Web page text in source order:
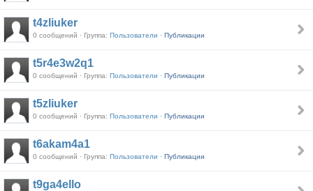
t4zliuker
0 сообщений · Группа: Пользователи · Публикации
t5r4e3w2q1
0 сообщений · Группа: Пользователи · Публикации
t5zliuker
0 сообщений · Группа: Пользователи · Публикации
t6akam4a1
0 сообщений · Группа: Пользователи · Публикации
t9ga4ello